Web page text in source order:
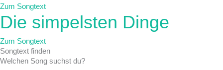
Zum Songtext
Die simpelsten Dinge
Zum Songtext
Songtext finden
Welchen Song suchst du?